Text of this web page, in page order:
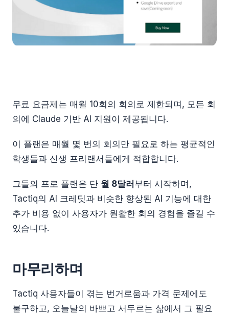
무료 요금제는 매월 10회의 회의로 제한되며, 모든 회
의에 Claude 기반 AI 지원이 제공됩니다.
이 플랜은 매월 몇 번의 회의만 필요로 하는 평균적인
학생들과 신생 프리랜서들에게 적합합니다.
그들의 프로 플랜은 단 월 8달러부터 시작하며,
Tactiq의 AI 크레딧과 비슷한 향상된 AI 기능에 대한
추가 비용 없이 사용자가 원활한 회의 경험을 즐길 수
있습니다.
마무리하며
Tactiq 사용자들이 겪는 번거로움과 가격 문제에도
불구하고, 오늘날의 바쁘고 서두르는 삶에서 그 필요